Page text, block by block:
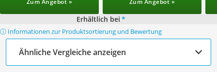
Zum Angebot » Zum Angebot »
Erhältlich bei *
ⓘ Informationen zur Produktsortierung und Bewertung
Ähnliche Vergleiche anzeigen